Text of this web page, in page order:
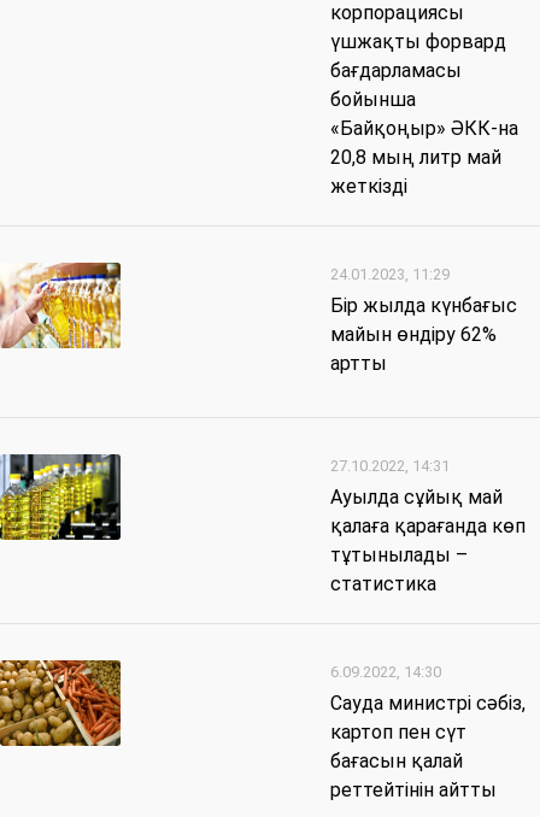
корпорациясы
үшжақты форвард
бағдарламасы
бойынша
«Байқоңыр» ӘКК-на
20,8 мың литр май
жеткізді
24.01.2023, 11:29
Бір жылда күнбағыс
майын өндіру 62%
артты
27.10.2022, 14:31
Ауылда сұйық май
қалаға қарағанда көп
тұтынылады –
статистика
6.09.2022, 14:30
Сауда министрі сәбіз,
картоп пен сүт
бағасын қалай
реттейтінін айтты